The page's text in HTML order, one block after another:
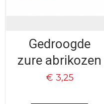
Cholestorol:
Eiwit:
Gedroogde
zure abrikozen
€ 3,25